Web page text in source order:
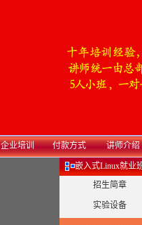
企业培训 付款方式 讲师介绍
嵌入式Linux就业
招生简章
实验设备